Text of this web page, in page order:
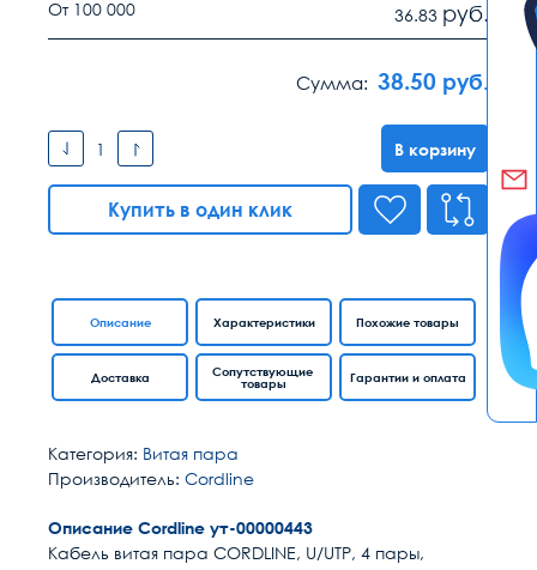
От 100 000 36.83 руб.
Сумма: 38.50 руб.
В корзину
Купить в один клик
Описание Характеристики
Доставка
Похожие товары
Сопутствующие
товары
Гарантии и оплата
Категория: Витая пара
Производитель: Cordline
Описание Cordline ут-00000443
Кабель витая пара СORDLINE, U/UTP, 4 пары,